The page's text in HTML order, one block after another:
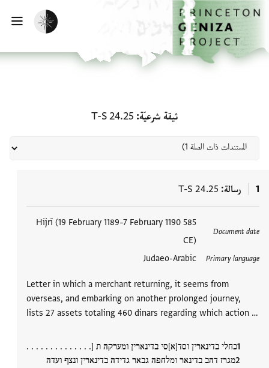
تخطي إلى المحتوى الرئيسي
الصفحة الرئيسية
تفعيل الوضع المظلم
ثيقة شرعيّة T-S 24.25
1 رسالة T-S 24.25
Document date
585 Hijrī (19 February 1189–7 February 1190
CE)
Primary language
Judaeo-Arabic
Letter in which a merchant returning, it seems from
overseas, and embarking on another prolonged journey,
lists 27 assets totaling 460 dinars regarding which action …
כחלי בדינארין וסד[א]סי בדינארין ומערקה ת [. . . . . . . . . . . . . .
מגרז דהב בדינאר ומלחפה גבאר גדידה בדינארין ונצף ועדה